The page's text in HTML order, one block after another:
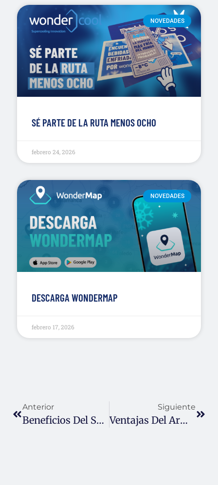
NOVEDADES
SÉ PARTE DE LA RUTA MENOS OCHO
febrero 24, 2026
NOVEDADES
DESCARGA WONDERMAP
febrero 17, 2026
Anterior
Beneficios Del Superenfriamiento De Bebidas Para El Medio Ambiente
Siguiente
Ventajas Del Armario Refrigerado En Hostelería